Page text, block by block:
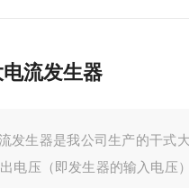
流发生器
发生器是我公司生产的干式
电压（即发生器的输入电压